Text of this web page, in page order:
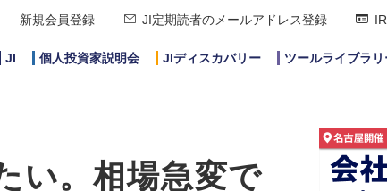
新規会員登録 JI定期読者のメールアドレス登録
JI 個人投資家説明会 JIディスカバリー ツールライブラリ
い。相場急変で